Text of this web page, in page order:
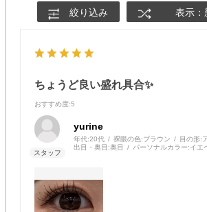
絞り込み 表示：
ちょうど良い盛れ具合✨
おすすめ度:5
yurine
年代:20代 裸眼の色:ブラウン 目の形:
出目・奥目:奥目 パーソナルカラー:イエ